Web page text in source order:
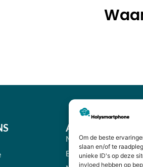
Om de beste
slaan en/of te
unieke ID's op deze
invloed hebben op
ACCOUNT
Mijn Account
Bestellingen